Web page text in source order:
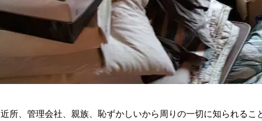
近所、管理会社、親族、恥ずかしいから周りの一切に知られるこ